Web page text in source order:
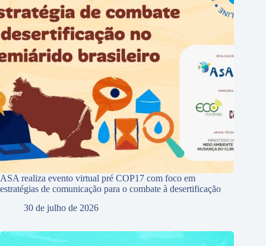
ASA realiza evento virtual pré COP17 com foco em
estratégias de comunicação para o combate à desertificação
30 de julho de 2026